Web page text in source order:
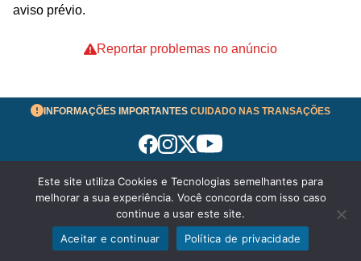
WhatsApp Enviar mensagem
aviso prévio.
Reportar problemas no anúncio
INFORMAÇÕES IMPORTANTES CUIDADO NAS TRANSAÇÕES
Termos de Uso
© 2026 aeronavesavenda.com | Todos os Direitos
Reservados!
Política de Privacidade
Este site utiliza Cookies e Tecnologias semelhantes para
melhorar a sua experiência. Você concorda com isso caso
continue a usar este site.
Aceitar e continuar
Política de privacidade